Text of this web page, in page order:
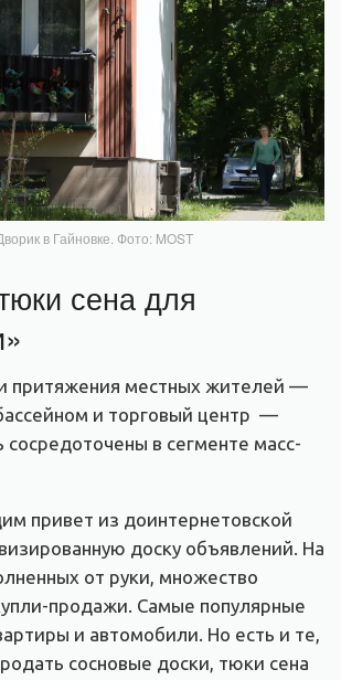
в Гайновке. Фото: MOST
сена для
притяжения местных жителей —
и торговый центр —
сосредоточены в сегменте масс-
привет из доинтернетовской
доску объявлений. На
от руки, множество
продажи. Самые популярные
и автомобили. Но есть и те,
сосновые доски, тюки сена